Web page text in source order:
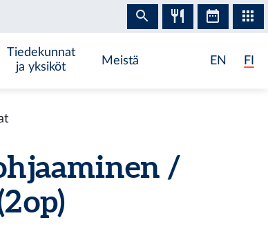
Tiedekunnat
ja yksiköt
Meistä EN FI
/
op)